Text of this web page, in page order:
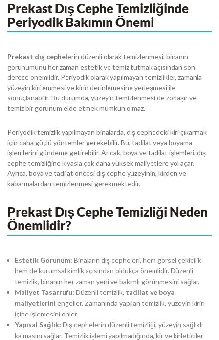
Prekast Dış Cephe Temizliğinde
Periyodik Bakımın Önemi
Prekast dış cephelerin düzenli olarak temizlenmesi, binanın
görünümünü her zaman estetik ve temiz tutmak açısından son
derece önemlidir. Periyodik olarak yapılmayan temizlikler, zamanla
yüzeyin kiri emmesi ve kirin derinlemesine yerleşmesi ile
sonuçlanabilir. Bu durumda, yüzeyin temizlenmesi de zorlaşır ve
temiz bir görünüm elde etmek mümkün olmaz.
Periyodik temizlik yapılmayan binalarda, dış cephedeki kiri çıkarmak
için daha güçlü yöntemler gerekebilir. Bu, tadilat veya boyama
işlemlerini gündeme getirebilir. Ancak, boya ve tadilat işlemleri, dış
cephe temizliğine kıyasla çok daha yüksek maliyetlere yol açar.
Ayrıca, boya ve tadilat öncesi dış cephe yüzeyinin, kirden ve
kabarmalardan temizlenmesi gerekmektedir.
Prekast Dış Cephe Temizliği Neden
Önemlidir?
Estetik Görünüm: Binaların dış cepheleri, hem görsel çekicilik
hem de kurumsal kimlik açısından oldukça önemlidir. Düzenli
temizlik, binanın her zaman yeni ve bakımlı görünmesini sağlar.
Maliyet Tasarrufu: Düzenli temizlik, tadilat ve boya
maliyetlerini engeller. Zamanında yapılan temizlik, yüzeyin kirin
içine işlemesini önler.
Yapısal Sağlık: Dış cephelerin düzenli temizliği, yüzeyin sağlıklı
kalmasını sağlar. Temizlik işlemi yapılmadığında, kir ve kirleticiler